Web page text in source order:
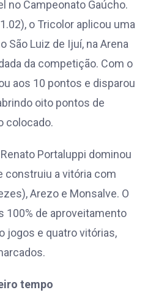
no Campeonato Gaúcho.
o Tricolor aplicou uma
São Luiz de Ijuí, na Arena
da competição. Com o
aos 10 pontos e disparou
oito pontos de
colocado.
Portaluppi dominou
construiu a vitória com
Arezo e Monsalve. O
100% de aproveitamento
jogos e quatro vitórias,
tempo